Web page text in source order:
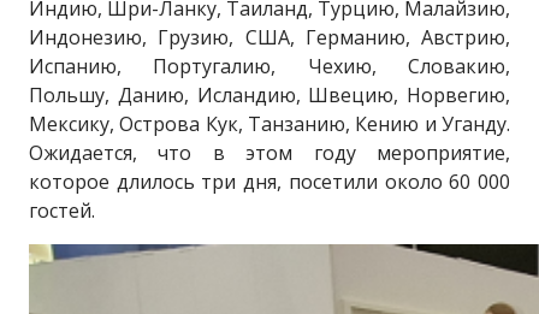
Индию, Шри-Ланку, Таиланд, Турцию, Малайзию,
Индонезию, Грузию, США, Германию, Австрию,
Испанию, Португалию, Чехию, Словакию,
Польшу, Данию, Исландию, Швецию, Норвегию,
Мексику, Острова Кук, Танзанию, Кению и Уганду.
Ожидается, что в этом году мероприятие,
которое длилось три дня, посетили около 60 000
гостей.